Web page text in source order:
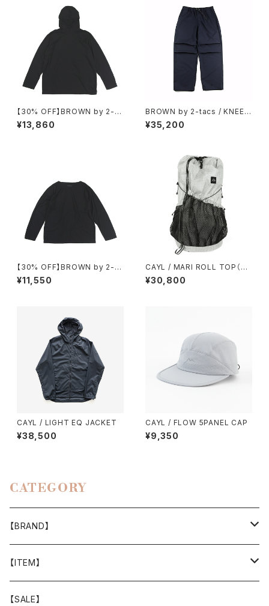
【30% OFF】BROWN by 2-ta
cs / BAA HOODIE
¥13,860
BROWN by 2-tacs / KNEE
TUCK PANTS
¥35,200
【30% OFF】BROWN by 2-ta
¥11,550
CAYL / MARI ROLL TOP（GR
ID）
¥30,800
CAYL / LIGHT EQ JACKET
¥38,500
CAYL / FLOW 5PANEL CAP
¥9,350
CATEGORY
【BRAND】
山と道
T-SHIRT
迷迭香
【ITEM】
WEAR
【SALE】